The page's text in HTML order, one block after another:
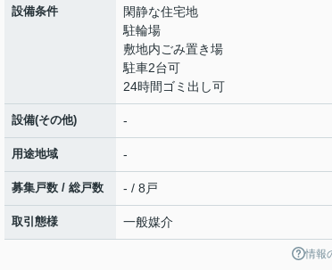
設備条件
閑静な住宅地
駐輪場
敷地内ごみ置き場
駐車2台可
24時間ゴミ出し可
設備(その他) -
用途地域 -
募集戸数 / 総戸数 - / 8戸
取引態様 一般媒介
情報